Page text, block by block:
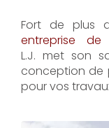
Fort de plus
entreprise de
L.J. met son
conception de
pour vos